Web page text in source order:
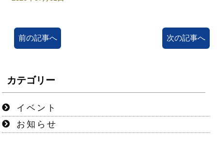
前の記事へ 次の記事へ
カテゴリー
イベント
お知らせ